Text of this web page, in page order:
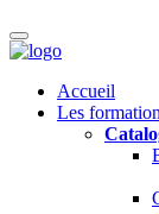
Accueil
Les